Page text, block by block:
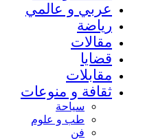
عربي و عالمي
رياضة
مقالات
قضايا
مقابلات
ثقافة و منوعات
سياحة
طب و علوم
فن